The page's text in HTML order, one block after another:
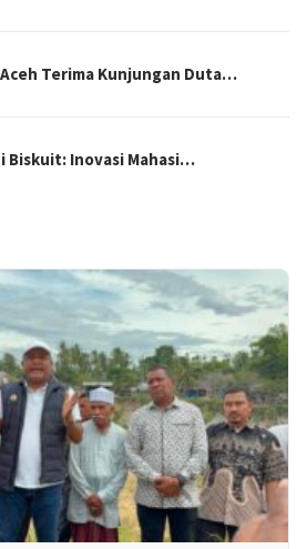
Terima Kunjungan Duta…
Biskuit: Inovasi Mahasi…